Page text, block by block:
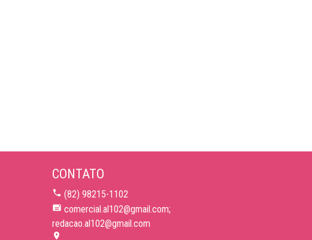
CONTATO
(82) 98215-1102
comercial.al102@gmail.com;
redacao.al102@gmail.com